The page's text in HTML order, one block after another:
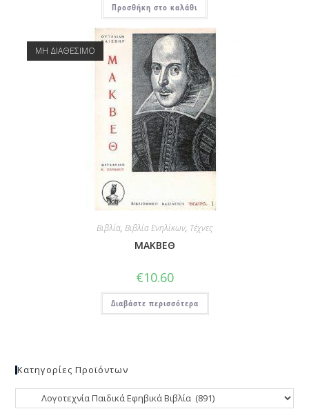
Προσθήκη στο καλάθι
ΜΗ ΔΙΑΘΕΣΙΜΟ
Βιβλία, Βιβλία Ενηλίκων, Τέχνες
ΜΑΚΒΕΘ
€10.60
Διαβάστε περισσότερα
Κατηγορίες Προϊόντων